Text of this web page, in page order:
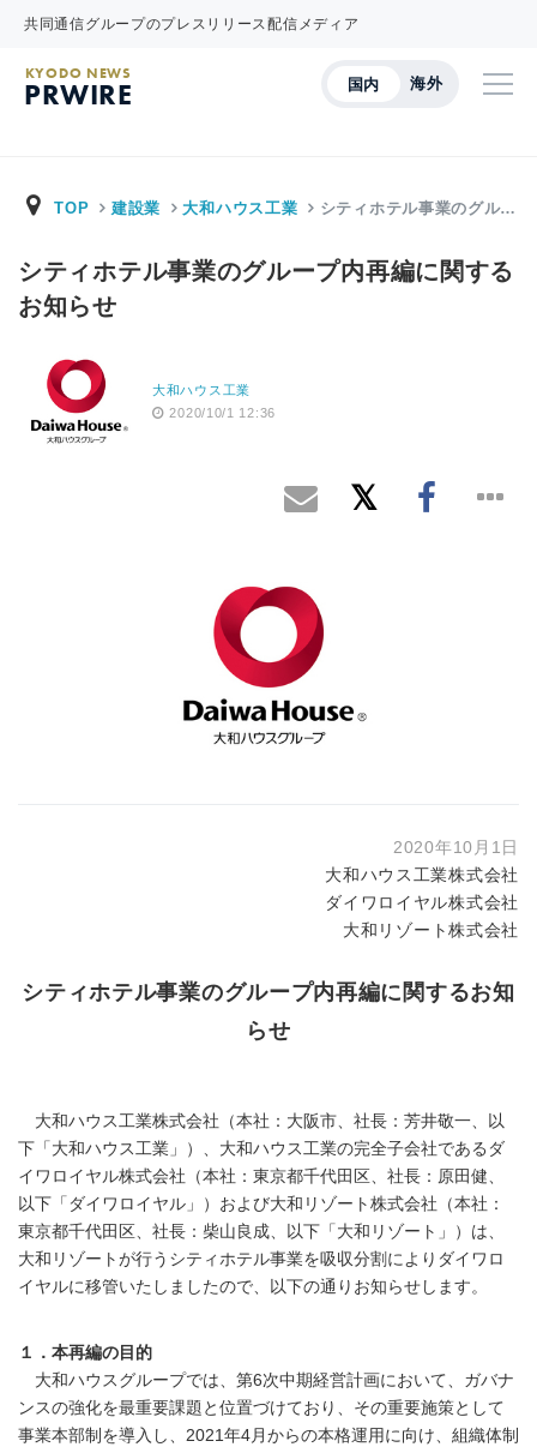
共同通信グループのプレスリリース配信メディア
国内 海外
KYODO NEWS
PRWIRE
TOP 建設業 大和ハウス工業 シティホテル事業のグル…
シティホテル事業のグループ内再編に関する
お知らせ
大和ハウス工業
2020/10/1 12:36
2020年10月1日
大和ハウス工業株式会社
ダイワロイヤル株式会社
大和リゾート株式会社
シティホテル事業のグループ内再編に関するお知
らせ
大和ハウス工業株式会社（本社：大阪市、社長：芳井敬一、以
下「大和ハウス工業」）、大和ハウス工業の完全子会社であるダ
イワロイヤル株式会社（本社：東京都千代田区、社長：原田健、
以下「ダイワロイヤル」）および大和リゾート株式会社（本社：
東京都千代田区、社長：柴山良成、以下「大和リゾート」）は、
大和リゾートが行うシティホテル事業を吸収分割によりダイワロ
イヤルに移管いたしましたので、以下の通りお知らせします。
１．本再編の目的
大和ハウスグループでは、第6次中期経営計画において、ガバナ
ンスの強化を最重要課題と位置づけており、その重要施策として
事業本部制を導入し、2021年4月からの本格運用に向け、組織体制